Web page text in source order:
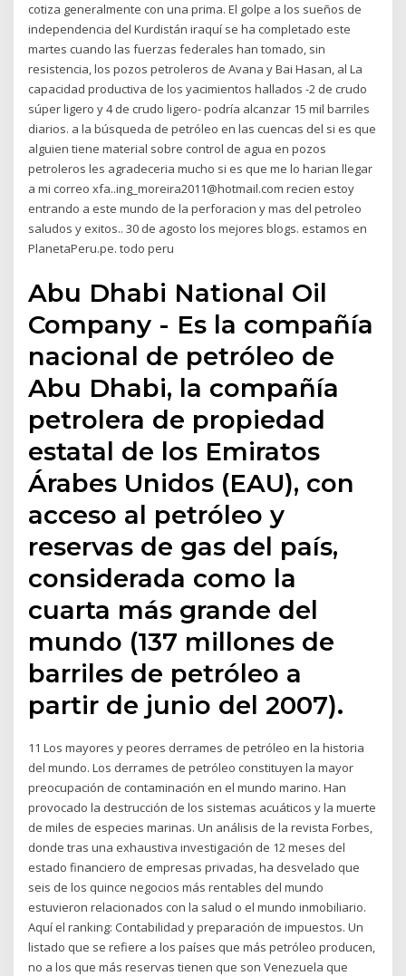
cotiza generalmente con una prima. El golpe a los sueños de
independencia del Kurdistán iraquí se ha completado este
martes cuando las fuerzas federales han tomado, sin
resistencia, los pozos petroleros de Avana y Bai Hasan, al La
capacidad productiva de los yacimientos hallados -2 de crudo
súper ligero y 4 de crudo ligero- podría alcanzar 15 mil barriles
diarios. a la búsqueda de petróleo en las cuencas del si es que
alguien tiene material sobre control de agua en pozos
petroleros les agradeceria mucho si es que me lo harian llegar
a mi correo xfa..ing_moreira2011@hotmail.com recien estoy
entrando a este mundo de la perforacion y mas del petroleo
saludos y exitos.. 30 de agosto los mejores blogs. estamos en
PlanetaPeru.pe. todo peru
Abu Dhabi National Oil
Company - Es la compañía
nacional de petróleo de
Abu Dhabi, la compañía
petrolera de propiedad
estatal de los Emiratos
Árabes Unidos (EAU), con
acceso al petróleo y
reservas de gas del país,
considerada como la
cuarta más grande del
mundo (137 millones de
barriles de petróleo a
partir de junio del 2007).
11 Los mayores y peores derrames de petróleo en la historia
del mundo. Los derrames de petróleo constituyen la mayor
preocupación de contaminación en el mundo marino. Han
provocado la destrucción de los sistemas acuáticos y la muerte
de miles de especies marinas. Un análisis de la revista Forbes,
donde tras una exhaustiva investigación de 12 meses del
estado financiero de empresas privadas, ha desvelado que
seis de los quince negocios más rentables del mundo
estuvieron relacionados con la salud o el mundo inmobiliario.
Aquí el ranking: Contabilidad y preparación de impuestos. Un
listado que se refiere a los países que más petróleo producen,
no a los que más reservas tienen que son Venezuela que